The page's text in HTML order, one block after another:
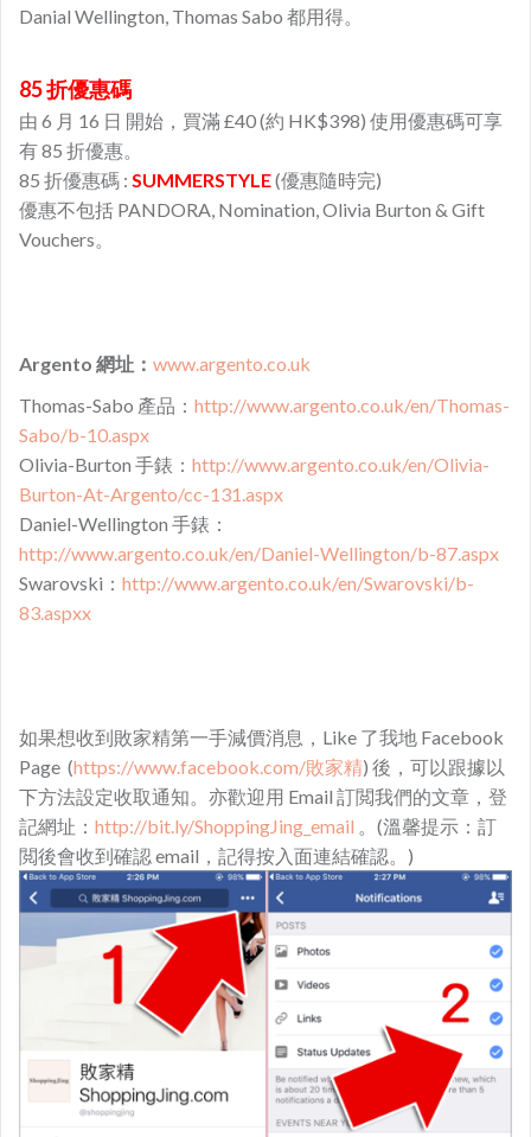
Danial Wellington, Thomas Sabo 都用得。
85 折優惠碼
由 6 月 16 日 開始，買滿 £40 (約 HK$398) 使用優惠碼可享
有 85 折優惠。
85 折優惠碼 : SUMMERSTYLE(優惠隨時完)
優惠不包括 PANDORA, Nomination, Olivia Burton & Gift
Vouchers。
Argento 網址： www.argento.co.uk
Thomas-Sabo 產品： http://www.argento.co.uk/en/Thomas-
Sabo/b-10.aspx
Olivia-Burton 手錶： http://www.argento.co.uk/en/Olivia-
Burton-At-Argento/cc-131.aspx
Daniel-Wellington 手錶：
http://www.argento.co.uk/en/Daniel-Wellington/b-87.aspx
Swarovski： http://www.argento.co.uk/en/Swarovski/b-
83.aspxx
如果想收到敗家精第一手減價消息，Like 了我地 Facebook
Page (https://www.facebook.com/敗家精) 後，可以跟據以
下方法設定收取通知。亦歡迎用 Email 訂閲我們的文章，登
記網址： http://bit.ly/ShoppingJing_email 。(溫馨提示：訂
閲後會收到確認 email，記得按入面連結確認。)